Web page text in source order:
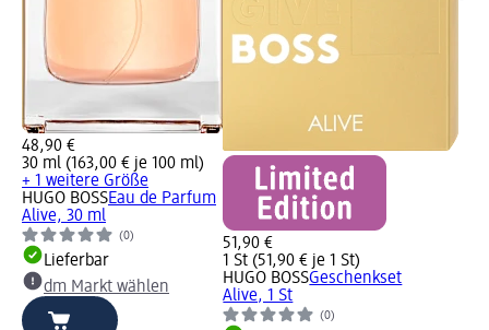
48,90 €
30 ml (163,00 € je 100 ml)
+ 1 weitere Größe
HUGO BOSSEau de Parfum
Alive, 30 ml
(0)
Lieferbar
dm Markt wählen
51,90 €
1 St (51,90 € je 1 St)
HUGO BOSSGeschenkset
Alive, 1 St
(0)